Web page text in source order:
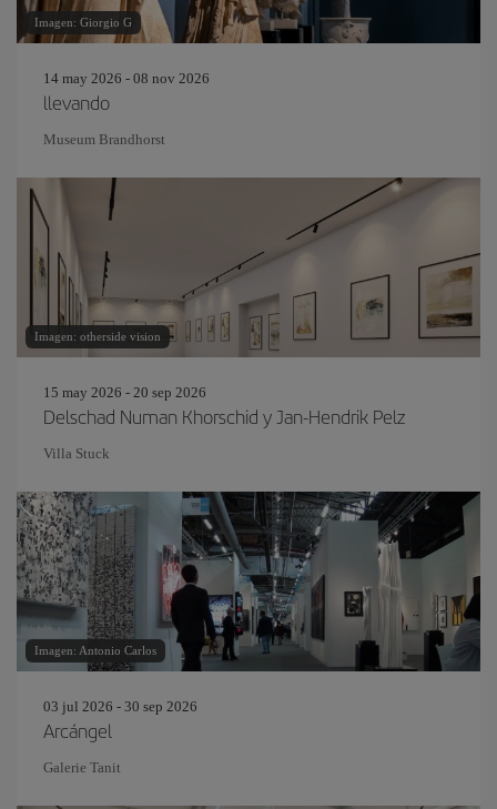
Imagen: Giorgio G
14 may 2026 - 08 nov 2026
llevando
Museum Brandhorst
Imagen: otherside vision
15 may 2026 - 20 sep 2026
Delschad Numan Khorschid y Jan-Hendrik Pelz
Villa Stuck
Imagen: Antonio Carlos
03 jul 2026 - 30 sep 2026
Arcángel
Galerie Tanit